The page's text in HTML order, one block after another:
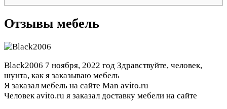
Отзывы мебель
Black2006 7 ноября, 2022 год Здравствуйте, человек,
шунта, как я заказываю мебель
Я заказал мебель на сайте Man avito.ru
Человек avito.ru я заказал доставку мебели на сайте